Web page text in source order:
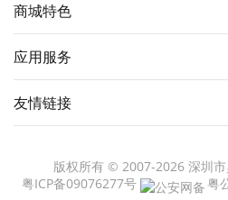
商城特色
应用服务
友情链接
版权所有 © 2007-2026 深圳
粤ICP备09076277号
粤